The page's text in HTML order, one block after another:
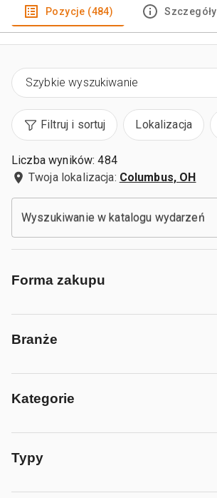
Pozycje (484) Szczegóły
Filtruj i sortuj Lokalizacja
Liczba wyników: 484
Twoja lokalizacja: Columbus, OH
Wyszukiwanie w katalogu wydarzeń
Forma zakupu
Branże
Kategorie
Typy